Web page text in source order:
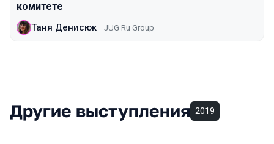
комитете
Таня Денисюк JUG Ru Group
Другие выступления 2019